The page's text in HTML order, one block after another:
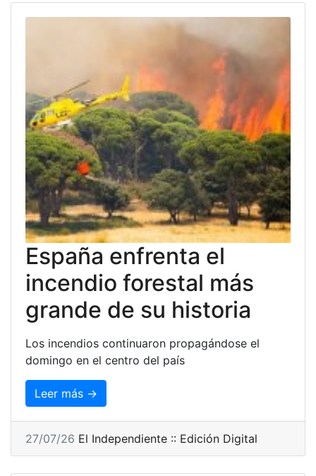
España enfrenta el
incendio forestal más
grande de su historia
Los incendios continuaron propagándose el
domingo en el centro del país
Leer más →
27/07/26 El Independiente :: Edición Digital